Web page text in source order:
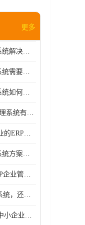
更多
SAP化工行业ERP系统解决方案的细节和功能介绍？北京奥维奥
SAP化工行业ERP系统需要多少钱？北京奥维奥
SAP化工行业ERP系统如何帮助企业提率和降？北京奥维奥
适合化工企业erp管理系统有哪些？分别有哪些优势?
有哪些适合化工企业的ERP管理系统？分别需要多少钱？
SAP化工行业ERP系统方案介绍？SAP实施商，北京奥维奥
适合中小企业的ERP企业管理系统的价格大概是多少？北京奥维奥
除了SAP企业管理系统，还有哪些类似的企业管理软件可以推荐？
能否推荐一些适合中小企业的ERP企业管理软件？北京奥维奥